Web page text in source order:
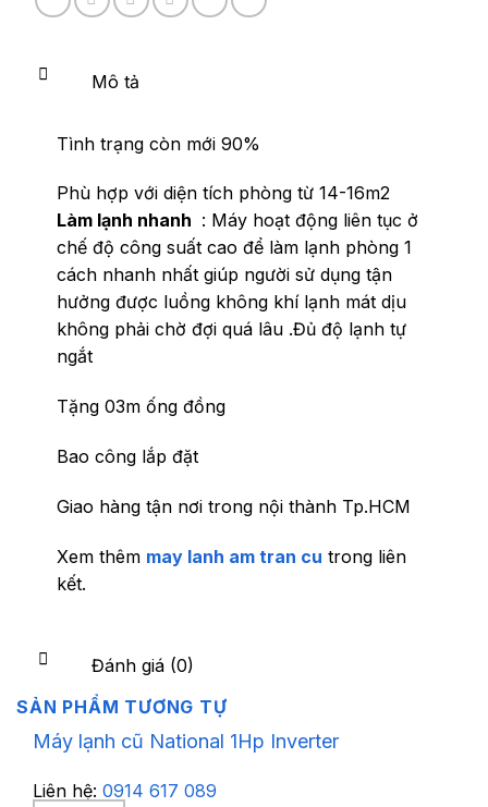
Mô tả
Tình trạng còn mới 90%
Phù hợp với diện tích phòng từ 14-16m2
Làm lạnh nhanh : Máy hoạt động liên tục ở
chế độ công suất cao để làm lạnh phòng 1
cách nhanh nhất giúp người sử dụng tận
hưởng được luồng không khí lạnh mát dịu
không phải chờ đợi quá lâu .Đủ độ lạnh tự
ngắt
Tặng 03m ống đồng
Bao công lắp đặt
Giao hàng tận nơi trong nội thành Tp.HCM
Xem thêm may lanh am tran cu trong liên
kết.
Đánh giá (0)
SẢN PHẨM TƯƠNG TỰ
Máy lạnh cũ National 1Hp Inverter
Liên hệ: 0914 617 089